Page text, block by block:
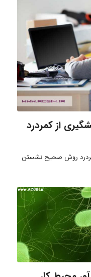
از کمردرد
روش صحیح نشستن